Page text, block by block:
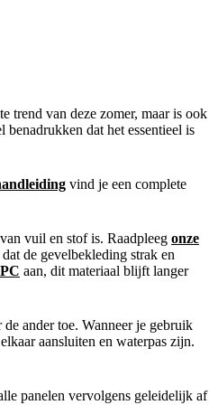
trend van deze zomer, maar is ook
dat het essentieel is
vind je een complete
vuil en stof is. Raadpleeg onze
de gevelbekleding strak en
aan, dit materiaal blijft langer
ander toe. Wanneer je gebruik
aansluiten en waterpas zijn.
panelen vervolgens geleidelijk af